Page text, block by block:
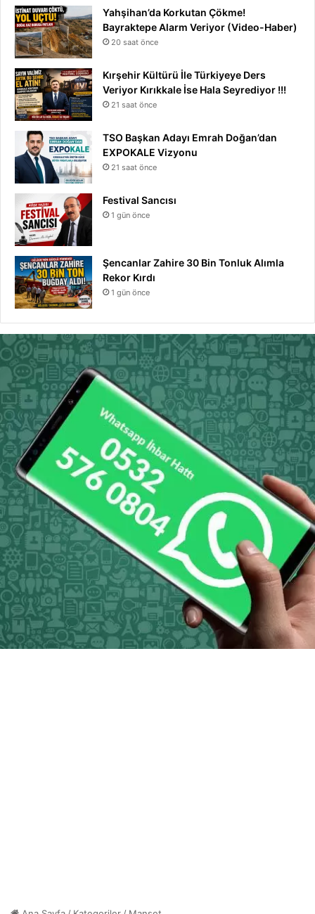
Yahşihan’da Korkutan Çökme!
Bayraktepe Alarm Veriyor (Video-Haber)
20 saat önce
Kırşehir Kültürü İle Türkiyeye Ders
Veriyor Kırıkkale İse Hala Seyrediyor !!!
21 saat önce
TSO Başkan Adayı Emrah Doğan’dan
EXPOKALE Vizyonu
21 saat önce
Festival Sancısı
1 gün önce
Şencanlar Zahire 30 Bin Tonluk Alımla
Rekor Kırdı
1 gün önce